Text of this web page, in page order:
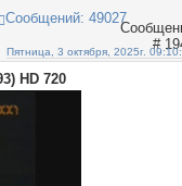
Пятница, 3 октября, 2025г.
Сообщений: 49027
HD 720